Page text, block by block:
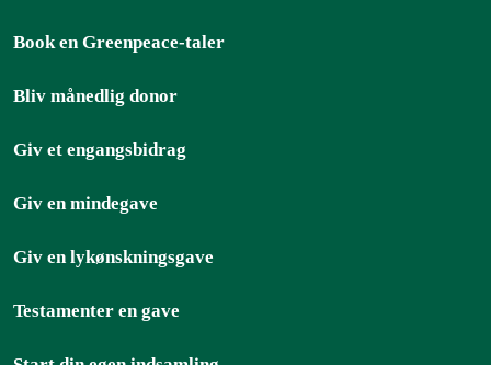
Book en Greenpeace-taler
Bliv månedlig donor
Giv et engangsbidrag
Giv en mindegave
Giv en lykønskningsgave
Testamenter en gave